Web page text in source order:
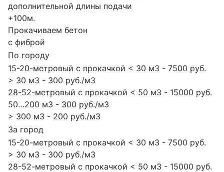
дополнительной длины подачи
+100м.
Прокачиваем бетон
с фиброй
По городу
15-20-метровый с прокачкой < 30 м3 - 7500 руб.
> 30 м3 - 300 руб./м3
28-52-метровый с прокачкой < 50 м3 - 15000 руб.
50…200 м3 - 300 руб./м3
> 300 м3 - 200 руб./м3
За город
15-20-метровый с прокачкой < 30 м3 - 7500 руб.
> 30 м3 - 300 руб./м3
28-52-метровый с прокачкой < 50 м3 - 15000 руб.